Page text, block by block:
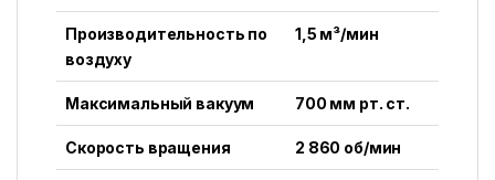
Производительность по
воздуху
1,5 м³/мин
Максимальный вакуум 700 мм рт. ст.
Скорость вращения 2 860 об/мин